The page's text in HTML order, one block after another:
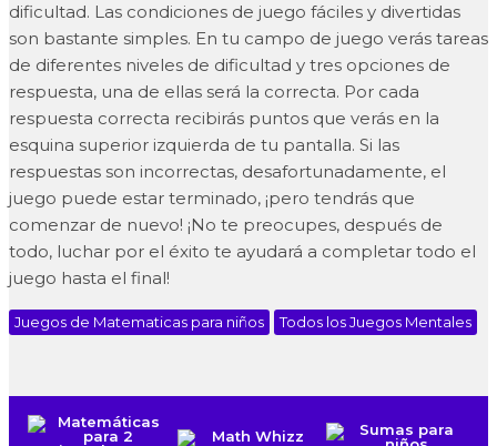
dificultad. Las condiciones de juego fáciles y divertidas
son bastante simples. En tu campo de juego verás tareas
de diferentes niveles de dificultad y tres opciones de
respuesta, una de ellas será la correcta. Por cada
respuesta correcta recibirás puntos que verás en la
esquina superior izquierda de tu pantalla. Si las
respuestas son incorrectas, desafortunadamente, el
juego puede estar terminado, ¡pero tendrás que
comenzar de nuevo! ¡No te preocupes, después de
todo, luchar por el éxito te ayudará a completar todo el
juego hasta el final!
Juegos de Matematicas para niños Todos los Juegos Mentales